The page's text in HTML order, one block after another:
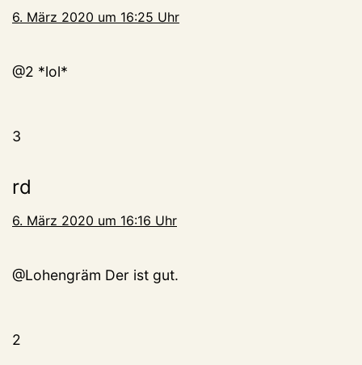
6. März 2020 um 16:25 Uhr
@2 *lol*
3
rd
6. März 2020 um 16:16 Uhr
@Lohengräm Der ist gut.
2